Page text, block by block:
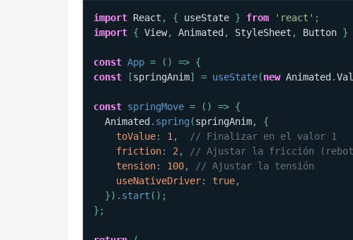
import React , { useState } from 'react' ;
import { View, Animated , StyleSheet , Button }
const App = ( ) => {
const
[springAnim] = useState(new Animated .
const springMove = ( ) => {
  Animated
. spring (springAnim,
{
toValue: 1,
// Finalizar en el valor 1
friction: 2,
// Ajustar la fricción
tension: 100,
// Ajustar la tensión
useNativeDriver: true,
}) . start ( ) ;
} ;